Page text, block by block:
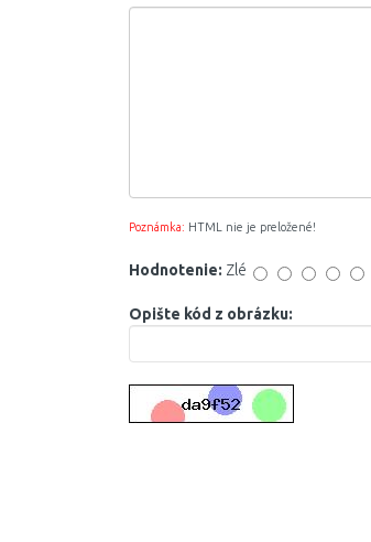
Poznámka: HTML nie je preložené!
Hodnotenie: Zlé
Opište kód z obrázku: